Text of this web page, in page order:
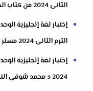
الثانى 2024 من كتاب الموسوعة
إختبار لغة إنجليزية
الترم الثانى 2024 مستر محمد جاد
إختبار لغة إنجليزية
2024 د محمد شوقي النجار